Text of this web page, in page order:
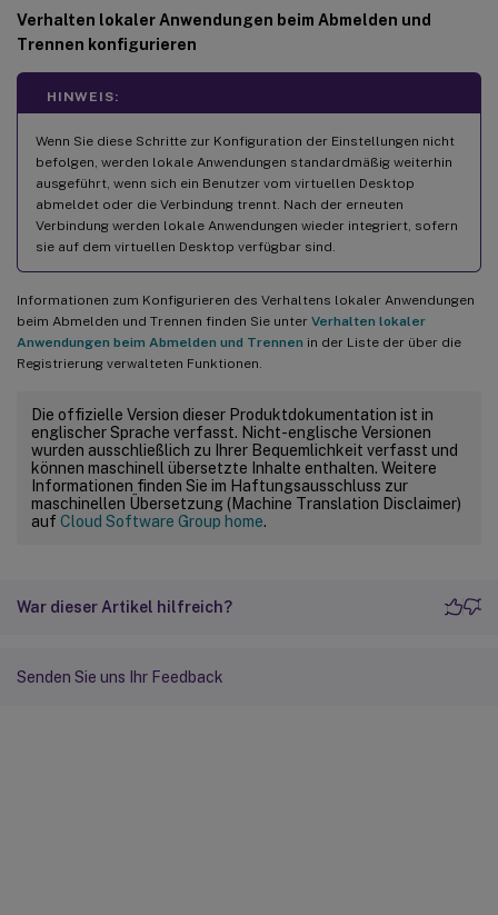
Verhalten lokaler Anwendungen beim Abmelden und
Trennen konfigurieren
HINWEIS:
Wenn Sie diese Schritte zur Konfiguration der Einstellungen nicht
befolgen, werden lokale Anwendungen standardmäßig weiterhin
ausgeführt, wenn sich ein Benutzer vom virtuellen Desktop
abmeldet oder die Verbindung trennt. Nach der erneuten
Verbindung werden lokale Anwendungen wieder integriert, sofern
sie auf dem virtuellen Desktop verfügbar sind.
Informationen zum Konfigurieren des Verhaltens lokaler Anwendungen
beim Abmelden und Trennen finden Sie unter Verhalten lokaler
Anwendungen beim Abmelden und Trennen in der Liste der über die
Registrierung verwalteten Funktionen.
Die offizielle Version dieser Produktdokumentation ist in
englischer Sprache verfasst. Nicht-englische Versionen
wurden ausschließlich zu Ihrer Bequemlichkeit verfasst und
können maschinell übersetzte Inhalte enthalten. Weitere
Informationen finden Sie im Haftungsausschluss zur
maschinellen Übersetzung (Machine Translation Disclaimer)
auf Cloud Software Group home.
War dieser Artikel hilfreich?
Senden Sie uns Ihr Feedback